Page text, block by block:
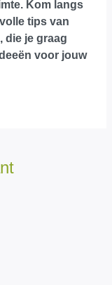
Kom langs
tips van
die je graag
voor jouw